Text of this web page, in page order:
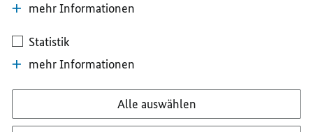
mehr Informationen
Statistik
mehr Informationen
Alle auswählen